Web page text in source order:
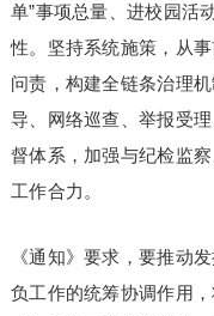
单”事项总量、进校园活
性。坚持系统施策，从
问责，构建全链条治理
导、网络巡查、举报受
督体系，加强与纪检监
工作合力。
《通知》要求，要推动
负工作的统筹协调作用